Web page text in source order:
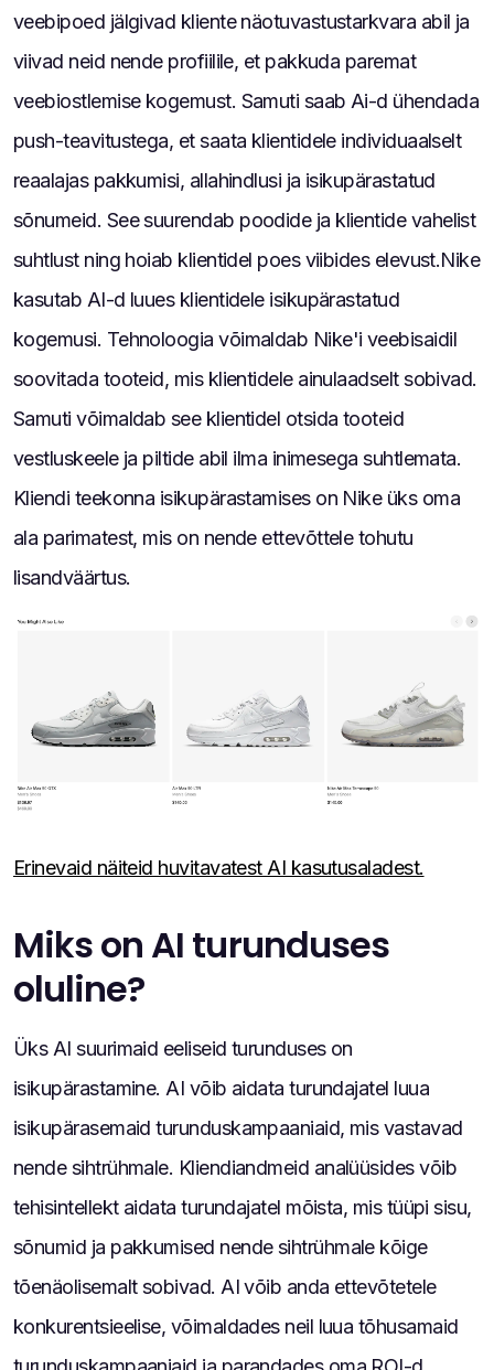
veebipoed jälgivad kliente näotuvastustarkvara abil ja
viivad neid nende profiilile, et pakkuda paremat
veebiostlemise kogemust. Samuti saab Ai-d ühendada
push-teavitustega, et saata klientidele individuaalselt
reaalajas pakkumisi, allahindlusi ja isikupärastatud
sõnumeid. See suurendab poodide ja klientide vahelist
suhtlust ning hoiab klientidel poes viibides elevust.Nike
kasutab AI-d luues klientidele isikupärastatud
kogemusi. Tehnoloogia võimaldab Nike'i veebisaidil
soovitada tooteid, mis klientidele ainulaadselt sobivad.
Samuti võimaldab see klientidel otsida tooteid
vestluskeele ja piltide abil ilma inimesega suhtlemata.
Kliendi teekonna isikupärastamises on Nike üks oma
ala parimatest, mis on nende ettevõttele tohutu
lisandväärtus.
Erinevaid näiteid huvitavatest AI kasutusaladest.
Miks on AI turunduses
oluline?
Üks AI suurimaid eeliseid turunduses on
isikupärastamine. AI võib aidata turundajatel luua
isikupärasemaid turunduskampaaniaid, mis vastavad
nende sihtrühmale. Kliendiandmeid analüüsides võib
tehisintellekt aidata turundajatel mõista, mis tüüpi sisu,
sõnumid ja pakkumised nende sihtrühmale kõige
tõenäolisemalt sobivad. AI võib anda ettevõtetele
konkurentsieelise, võimaldades neil luua tõhusamaid